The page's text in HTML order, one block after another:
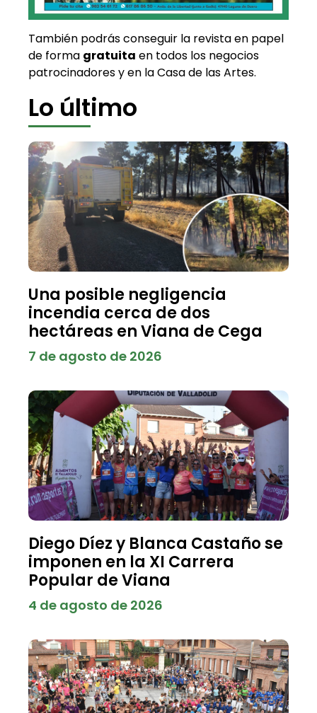
También podrás conseguir la revista en papel
de forma gratuita en todos los negocios
patrocinadores y en la Casa de las Artes.
Lo último
Una posible negligencia
incendia cerca de dos
hectáreas en Viana de Cega
7 de agosto de 2026
Diego Díez y Blanca Castaño se
imponen en la XI Carrera
Popular de Viana
4 de agosto de 2026